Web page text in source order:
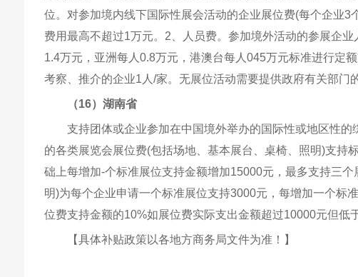
位。对参加境内线下国际性展会活动的企业展位费(每个企业
费用最高不超过1万元。2、人员费。参加境外活动的参展企
1.4万元，亚洲每人0.8万元，港澳台每人045万元标准进行定
考察、推介的企业1人/家。无展位活动需要提供政府有关部门
（16）湖南省
支持团体或企业参加在中国境外举办的国际性或地区性
的各类展览会展位费(包括场地、基本展台、桌椅、照明)支持
础上每增加-个标准展位支持金额增加15000元，最多支持三
明)为每个企业申请一个标准展位支持3000元，每增加一个标
位费支持金额的10%如展位费实际支出金额超过10000元但低
【具体补贴政策以各地方商务局文件为准！】